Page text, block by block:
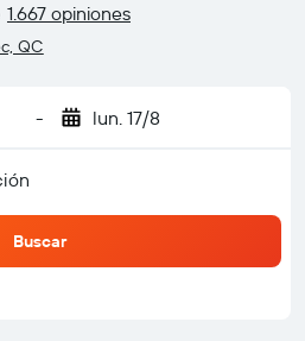
1.667 opiniones
QC
- lun. 17/8
Buscar